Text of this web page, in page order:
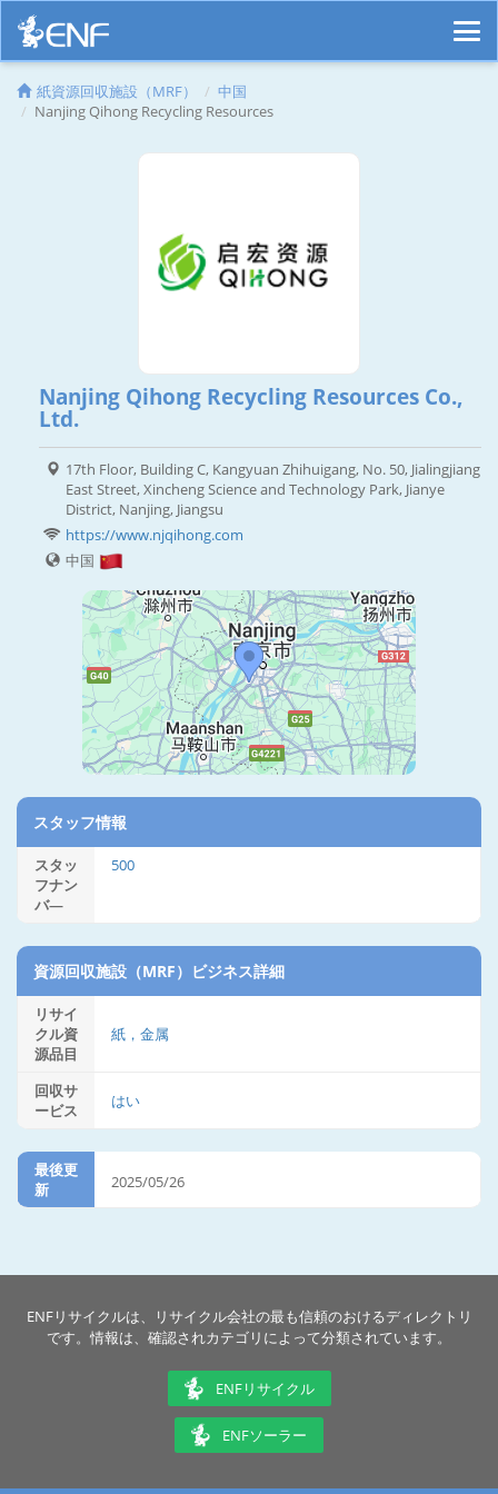
紙資源回収施設（MRF）
中国
Nanjing Qihong Recycling Resources
Nanjing Qihong Recycling Resources Co.,
Ltd.
17th Floor, Building C, Kangyuan Zhihuigang, No. 50, Jialingjiang
East Street, Xincheng Science and Technology Park, Jianye
District, Nanjing, Jiangsu
https://www.njqihong.com
中国
スタッフ情報
スタッ
フナン
バ―
500
資源回収施設（MRF）ビジネス詳細
リサイ
クル資
源品目
紙，金属
回収サ
ービス
はい
最後更
新
2025/05/26
ENFリサイクルは、リサイクル会社の最も信頼のおけるディレクトリ
です。情報は、確認されカテゴリによって分類されています。
ENFリサイクル
ENFソーラー